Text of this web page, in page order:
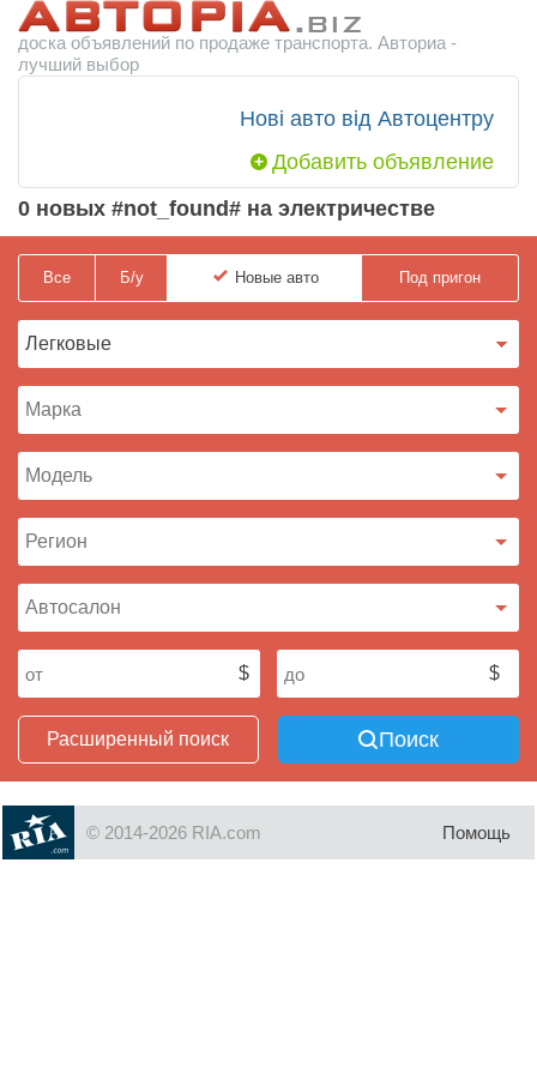
доска объявлений по продаже транспорта. Авториа -
лучший выбор
Нові авто від Автоцентру
Добавить объявление
0 новых #not_found# на электричестве
Все Б/у Новые авто Под пригон
Расширенный поиск Поиск
© 2014-2026 RIA.com Помощь